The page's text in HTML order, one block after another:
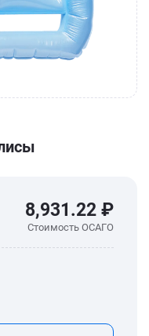
8,931.22 ₽
Стоимость ОСАГО